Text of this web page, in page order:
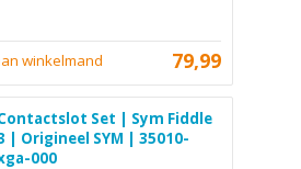
79,99
winkelmand
Set | Sym Fiddle
| Origineel SYM | 35010-
000